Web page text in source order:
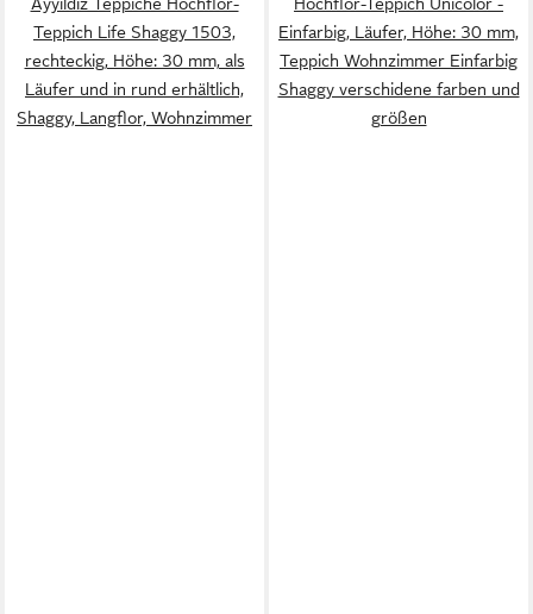
Teppich Life Shaggy 1503,
rechteckig, Höhe: 30 mm, als
Läufer und in rund erhältlich,
Shaggy, Langflor, Wohnzimmer
Einfarbig, Läufer, Höhe: 30 mm,
Teppich Wohnzimmer Einfarbig
Shaggy verschidene farben und
größen